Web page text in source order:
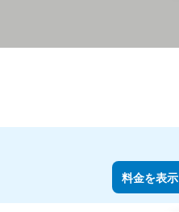
料金を表示